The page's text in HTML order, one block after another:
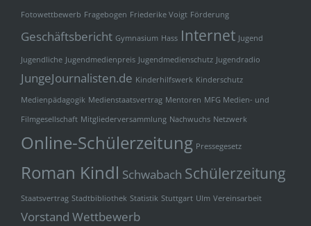
Fotowettbewerb Fragebogen Friederike Voigt Förderung
Geschäftsbericht Gymnasium Hass Internet Jugend
Jugendliche Jugendmedienpreis Jugendmedienschutz Jugendradio
JungeJournalisten.de Kinderhilfswerk Kinderschutz
Medienpädagogik Medienstaatsvertrag Mentoren MFG Medien- und
Filmgesellschaft Mitgliederversammlung Nachwuchs Netzwerk
Online-Schülerzeitung Pressegesetz
Roman Kindl Schwabach Schülerzeitung
Staatsvertrag Stadtbibliothek Statistik Stuttgart Ulm Vereinsarbeit
Vorstand Wettbewerb